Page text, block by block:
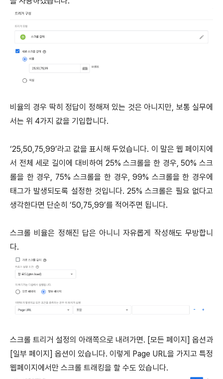
비율의 경우 딱히 정답이 정해져 있는 것은 아니지만, 보통 실무에
서는 위 4가지 값을 기입합니다.
‘25,50,75,99’라고 값을 표시해 두었습니다. 이 말은 웹 페이지에
서 전체 세로 길이에 대비하여 25% 스크롤을 한 경우, 50% 스크
롤을 한 경우, 75% 스크롤을 한 경우, 99% 스크롤을 한 경우에
태그가 발생되도록 설정한 것입니다. 25% 스크롤은 필요 없다고
생각한다면 단순히 ‘50,75,99’를 적어주면 됩니다.
스크롤 비율은 정해진 답은 아니니 자유롭게 작성해도 무방합니
다.
스크롤 트리거 설정의 아래쪽으로 내려가면. [모든 페이지] 옵션과
[일부 페이지] 옵션이 있습니다. 이렇게 Page URL을 가지고 특정
웹페이지에서만 스크롤 트래킹을 할 수도 있습니다.